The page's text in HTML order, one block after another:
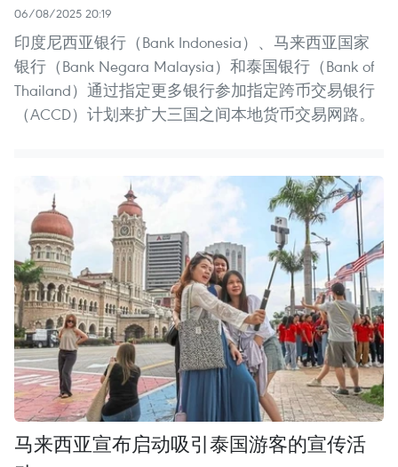
06/08/2025 20:19
印度尼西亚银行（Bank Indonesia）、马来西亚国家
银行（Bank Negara Malaysia）和泰国银行（Bank of
Thailand）通过指定更多银行参加指定跨币交易银行
（ACCD）计划来扩大三国之间本地货币交易网路。
马来西亚宣布启动吸引泰国游客的宣传活